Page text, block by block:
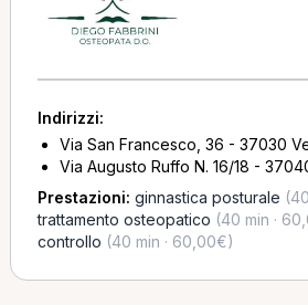
Indirizzi:
Via San Francesco, 36 - 37030
Via Augusto Ruffo N. 16/18 -
Prestazioni: ginnastica posturale
trattamento osteopatico (40 min ·
controllo (40 min · 60,00€)